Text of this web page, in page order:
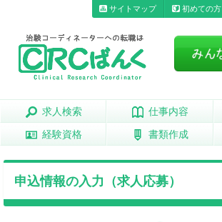
サイトマップ 初めての方
求人検索
求人検索 仕事内容
仕事内容
経験資格
経験資格 書類作成
書類作成
申込情報の入力（求人応募）